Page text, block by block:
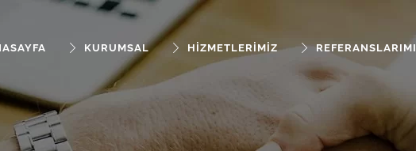
KURUMSAL HIZMETLERIMIZ